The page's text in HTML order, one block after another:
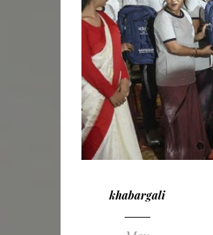
khabargali